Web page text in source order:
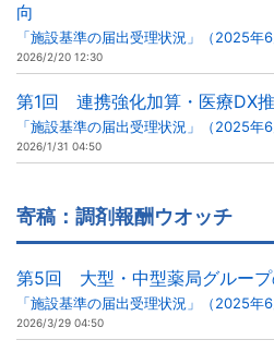
向
「施設基準の届出受理状況」（2025年
2026/2/20 12:30
第1回 連携強化加算・医療DX
「施設基準の届出受理状況」（2025年
2026/1/31 04:50
寄稿：調剤報酬ウオッチ
第5回 大型・中型薬局グループ
「施設基準の届出受理状況」（2025年
2026/3/29 04:50